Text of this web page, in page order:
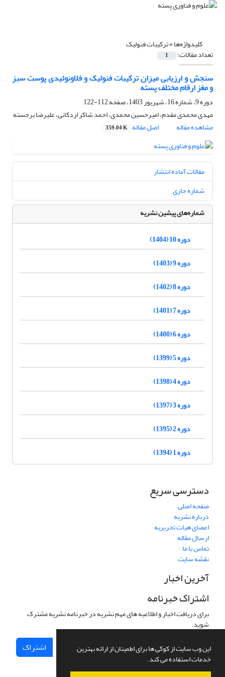
این وب سایت از کوکی ها برای اطمینان از ارائه بهترین
خدمات استفاده می کند.
کلیدواژه‌ها =ترکیبات فنولیک
تعداد مقالات: 1
سنجش و ارزیابی میزان ترکیبات فنولیک و فلاونوئیدی پوست سبز
و مغز ارقام مختلف پسته
دوره 9، شماره 16، شهریور 1403، صفحه
112-122
مهدی محمدی مقدم، امیرحسین محمدی، احمد شاکر اردکانی، علیرضا برجسته
مشاهده مقاله
اصل مقاله 359.04 K
مقالات آماده انتشار
شماره جاری
شماره‌های پیشین نشریه
دوره 10 (1404)
دوره 9 (1403)
دوره 8 (1402)
دوره 7 (1401)
دوره 6 (1400)
دوره 5 (1399)
دوره 4 (1398)
دوره 3 (1397)
دوره 2 (1395)
دوره 1 (1394)
دسترسی سریع
صفحه اصلی
درباره نشریه
اعضای هیات تحریریه
ارسال مقاله
تماس با ما
نقشه سایت
آخرین اخبار
اشتراک خبرنامه
برای دریافت اخبار و اطلاعیه های مهم نشریه در خبرنامه نشریه مشترک
شوید.
اشتراک